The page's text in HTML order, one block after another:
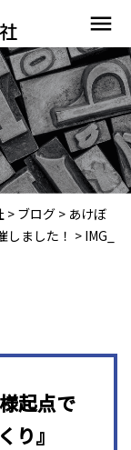
menu
> ブログ > あけぼ
ました！ > IMG_
起点で
り』